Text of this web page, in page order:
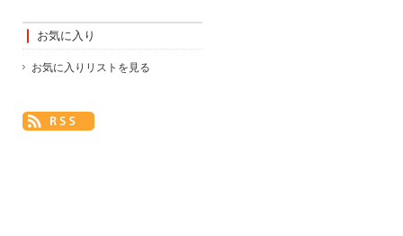
お気に入り
お気に入りリストを見る